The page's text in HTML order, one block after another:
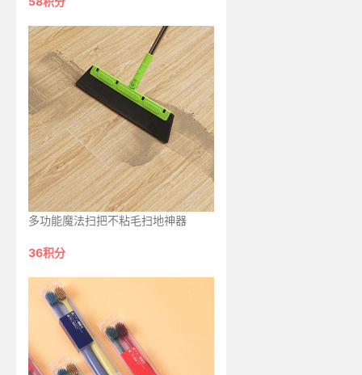
多功能魔法扫把不粘毛扫地神器
36积分